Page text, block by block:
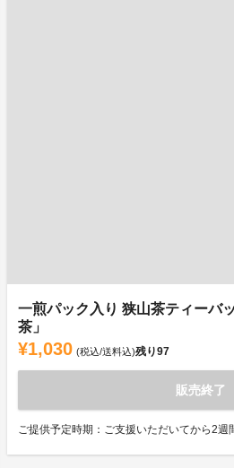
一煎パック入り 狭山茶ティーバ
茶」
¥1,030 (税込/送料込)残り97
販売終了
ご提供予定時期：ご支援いただいてから2週